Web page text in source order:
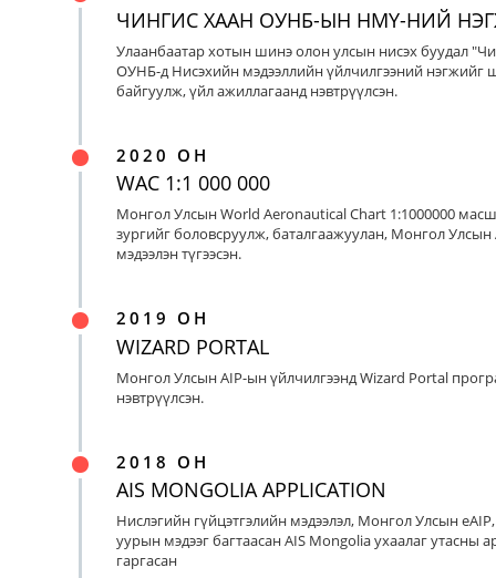
ЧИНГИС ХААН ОУНБ-ЫН НМҮ-НИЙ
Улаанбаатар хотын шинэ олон улсын нисэх буудал
ОУНБ-д Нисэхийн мэдээллийн үйлчилгээний нэгжийг
байгуулж, үйл ажиллагаанд нэвтрүүлсэн.
2020 ОН
WAC 1:1 000 000
Монгол Улсын World Aeronautical Chart 1:1000000
зургийг боловсруулж, баталгаажуулан, Монгол Улсын
мэдээлэн түгээсэн.
2019 ОН
WIZARD PORTAL
Монгол Улсын AIP-ын үйлчилгээнд Wizard Portal
нэвтрүүлсэн.
2018 ОН
AIS MONGOLIA APPLICATION
Нислэгийн гүйцэтгэлийн мэдээлэл, Монгол Улсын
уурын мэдээг багтаасан AIS Mongolia ухаалаг утасны
гаргасан